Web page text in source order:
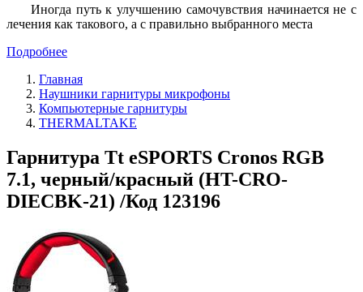
Иногда путь к улучшению самочувствия начинается не с
лечения как такового, а с правильно выбранного места
Подробнее
Главная
Наушники гарнитуры микрофоны
Компьютерные гарнитуры
THERMALTAKE
Гарнитура Tt eSPORTS Cronos RGB
7.1, черный/красный (HT-CRO-
DIECBK-21) /Код 123196